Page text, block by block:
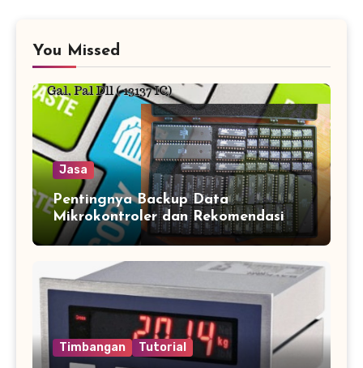
You Missed
Jasa
Pentingnya Backup Data
Mikrokontroler dan Rekomendasi
Jasa Copy IC Terpercaya
Timbangan Tutorial